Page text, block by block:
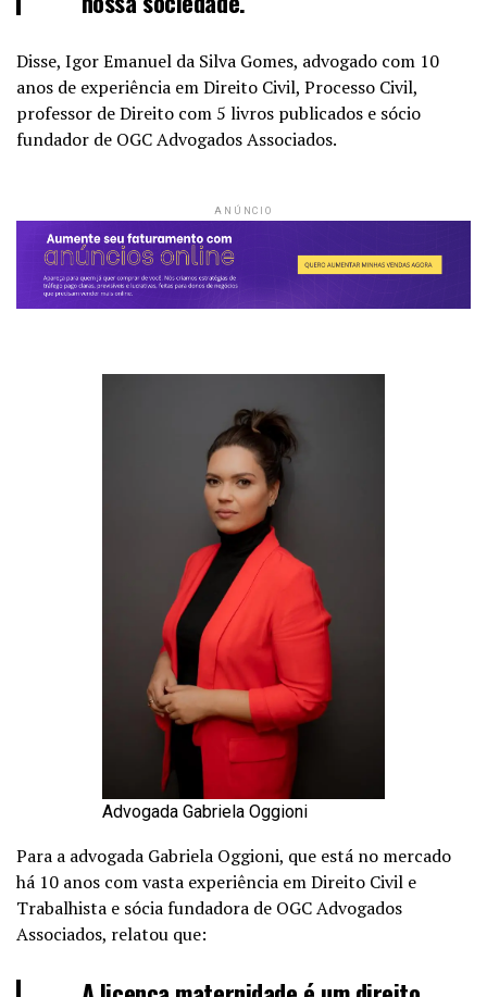
Disse, Igor Emanuel da Silva Gomes, advogado com 10
anos de experiência em Direito Civil, Processo Civil,
professor de Direito com 5 livros publicados e sócio
fundador de OGC Advogados Associados.
ANÚNCIO
Advogada Gabriela Oggioni
Para a advogada Gabriela Oggioni, que está no mercado
há 10 anos com vasta experiência em Direito Civil e
Trabalhista e sócia fundadora de OGC Advogados
Associados, relatou que: